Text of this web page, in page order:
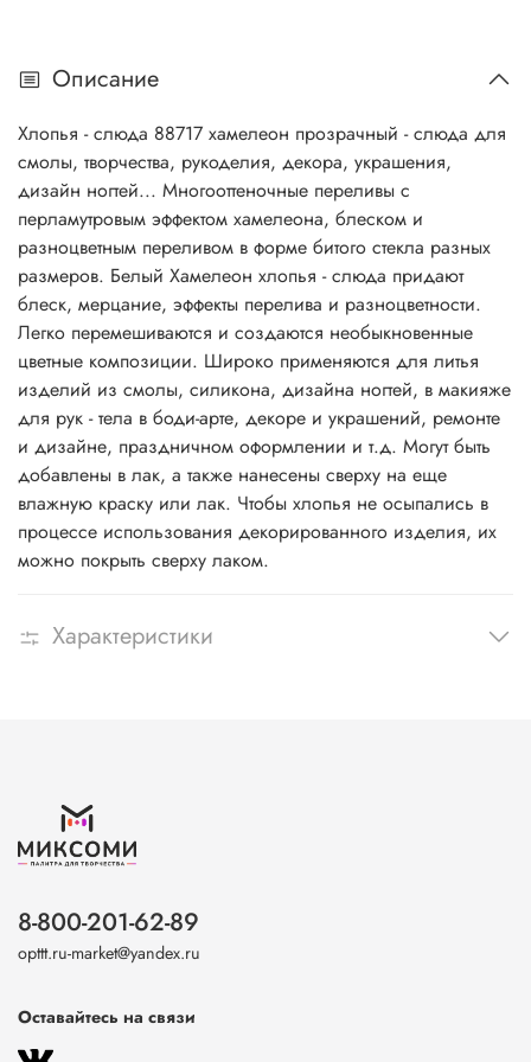
Описание
Хлопья - слюда 88717 хамелеон прозрачный - слюда для
смолы, творчества, рукоделия, декора, украшения,
дизайн ногтей... Многооттеночные переливы с
перламутровым эффектом хамелеона, блеском и
разноцветным переливом в форме битого стекла разных
размеров. Белый Хамелеон хлопья - слюда придают
блеск, мерцание, эффекты перелива и разноцветности.
Легко перемешиваются и создаются необыкновенные
цветные композиции. Широко применяются для литья
изделий из смолы, силикона, дизайна ногтей, в макияже
для рук - тела в боди-арте, декоре и украшений, ремонте
и дизайне, праздничном оформлении и т.д. Могут быть
добавлены в лак, а также нанесены сверху на еще
влажную краску или лак. Чтобы хлопья не осыпались в
процессе использования декорированного изделия, их
можно покрыть сверху лаком.
Характеристики
8-800-201-62-89
opttt.ru-market@yandex.ru
Оставайтесь на связи